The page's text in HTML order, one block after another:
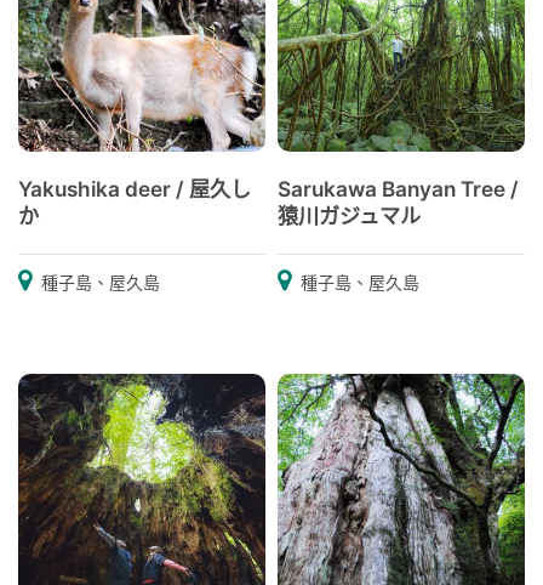
Yakushika deer / 屋久し
か
種子島、屋久島
Sarukawa Banyan Tree /
猿川ガジュマル
種子島、屋久島